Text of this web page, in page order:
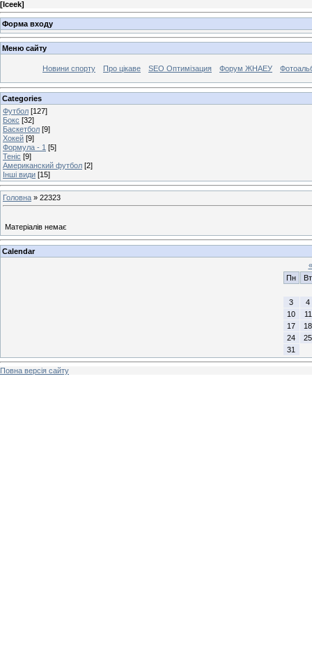
[Iceek]
Форма входу
Меню сайту
Новини спорту Про цікаве SEO Оптимізация Форум ЖНАЕУ
Categories
Футбол [127]
Бокс [32]
Баскетбол [9]
Хокей [9]
Формула - 1 [5]
Теніс [9]
Американский футбол [2]
Інші види [15]
Головна » 22323
Матеріалів немає
Calendar
«
Пн
Вт
3
4
10
11
17
18
24
25
31
Повна версія сайту